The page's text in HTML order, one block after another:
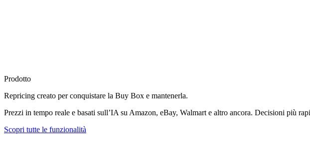
Prodotto
Repricing creato perconquistare la Buy Box e mantenerla.
Prezzi in tempo reale e basati sull’IA su Amazon, eBay, Walmart e altro ancora. Decisioni più
Scopri tutte le funzionalità